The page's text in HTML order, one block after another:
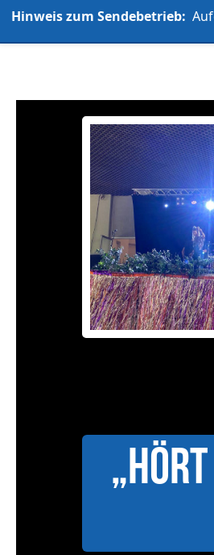
Hinweis zum Sendebetrieb:
L'UniCo